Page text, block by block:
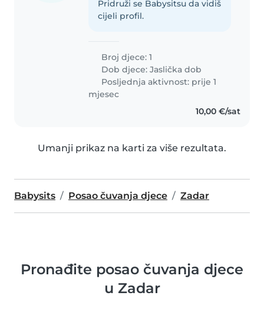
Pridruži se Babysitsu da vidiš
cijeli profil.
Broj djece: 1
Dob djece:Jaslička dob
Posljednja aktivnost: prije 1
mjesec
10,00 €/sat
Umanji prikaz na karti za više rezultata.
Babysits Posao čuvanja djece Zadar
Pronađite posao čuvanja djece
u Zadar